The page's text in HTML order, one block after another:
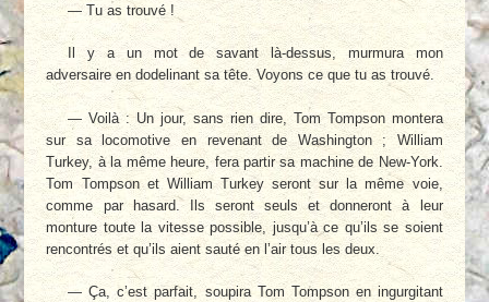
— Tu as trouvé !
Il y a un mot de savant là-dessus, murmura mon
adversaire en dodelinant sa tête. Voyons ce que tu as trouvé.
— Voilà : Un jour, sans rien dire, Tom Tompson montera
sur sa locomotive en revenant de Washington ; William
Turkey, à la même heure, fera partir sa machine de New-York.
Tom Tompson et William Turkey seront sur la même voie,
comme par hasard. Ils seront seuls et donneront à leur
monture toute la vitesse possible, jusqu’à ce qu’ils se soient
rencontrés et qu’ils aient sauté en l’air tous les deux.
— Ça, c’est parfait, soupira Tom Tompson en ingurgitant